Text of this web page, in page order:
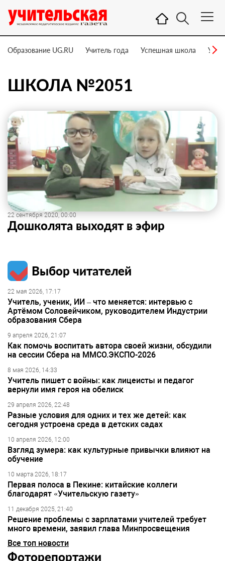
Образование UG.RU Учитель года Успешная школа
ШКОЛА №2051
22 сентября 2020, 00:00
Дошколята выходят в эфир
Выбор читателей
22 мая 2026, 17:17
Учитель, ученик, ИИ – что меняется: интервью с
Артёмом Соловейчиком, руководителем Индустрии
образования Сбера
9 апреля 2026, 21:07
Как помочь воспитать автора своей жизни, обсудили
на сессии Сбера на ММСО.ЭКСПО-2026
8 мая 2026, 14:33
Учитель пишет с войны: как лицеисты и педагог
вернули имя героя на обелиск
29 апреля 2026, 22:48
Разные условия для одних и тех же детей: как
сегодня устроена среда в детских садах
10 апреля 2026, 12:00
Взгляд зумера: как культурные привычки влияют на
обучение
10 марта 2026, 18:17
Первая полоса в Пекине: китайские коллеги
благодарят «Учительскую газету»
11 декабря 2025, 21:40
Решение проблемы с зарплатами учителей требует
много времени, заявил глава Минпросвещения
Все топ новости
Фоторепортажи